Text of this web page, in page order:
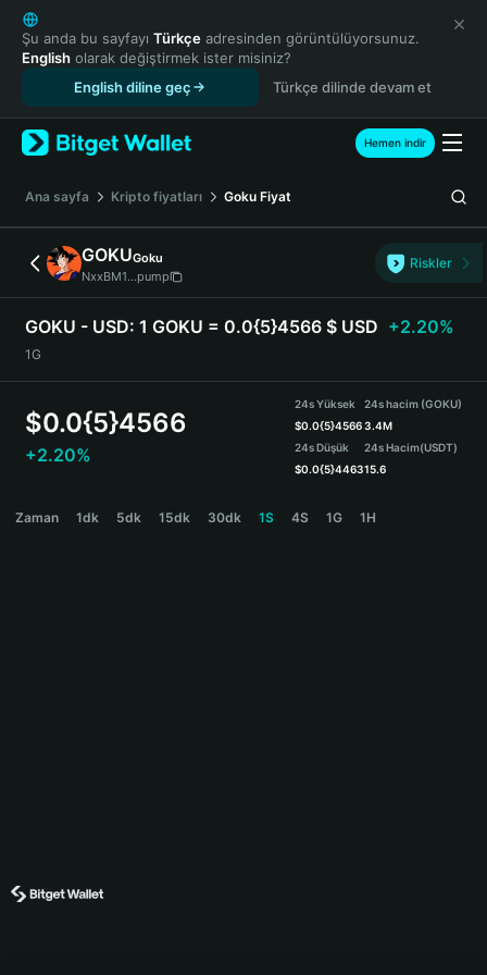
English
日本語
Tiếng Việt
Español (Latinoamérica)
Türkçe
Français
Deutsch
简体中文
繁體中文
Português (Portugal)
Bahasa Indonesia
ภาษาไทย
हिन्दी
Español
Português (Brasil)
Şu anda bu sayfayı Türkçe adresinden görüntülüyorsunuz.
English olarak değiştirmek ister misiniz?
English diline geç
Türkçe dilinde devam et
Hemen indir
Ana sayfa Kripto fiyatları Goku Fiyat
GOKUGoku
NxxBM1...pump
Riskler
GOKU - USD: 1 GOKU = 0.0{5}4566 $ USD +2.20%
1G
$0.0{5}4566
+2.20%
24s Yüksek
$0.0{5}4566
24s Düşük
$0.0{5}4463
24s hacim (GOKU)
3.4M
24s Hacim(USDT)
15.6
Zaman 1dk 5dk 15dk 30dk 1S 4S 1G 1H